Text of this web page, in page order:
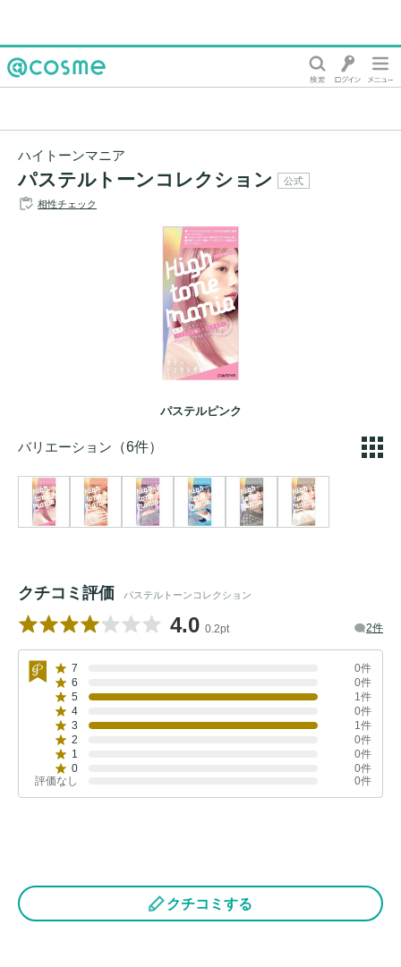
ハイトーンマニア
パステルトーンコレクション 公式
相性チェック
パステルピンク
バリエーション （6件）
クチコミ評価 パステルトーンコレクション
4.0 0.2pt 2件
7
0件
6
0件
5
1件
4
0件
3
1件
2
0件
1
0件
0
0件
評価なし
0件
クチコミする